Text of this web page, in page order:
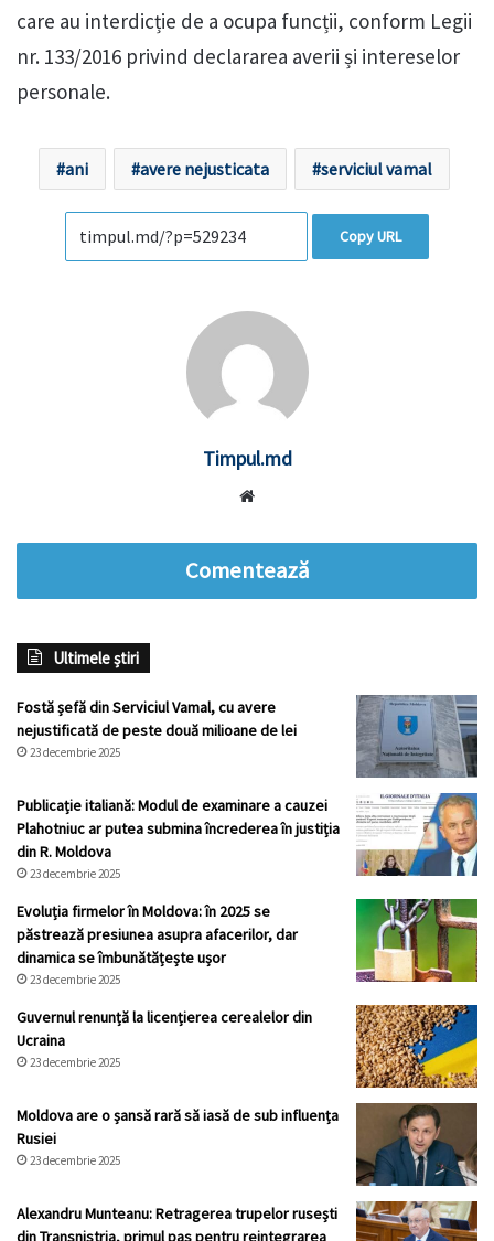
care au interdicție de a ocupa funcții, conform Legii
nr. 133/2016 privind declararea averii și intereselor
personale.
ani avere nejusticata serviciul vamal
Copy URL
Timpul.md
Comentează
Ultimele știri
Fostă șefă din Serviciul Vamal, cu avere
nejustificată de peste două milioane de lei
23 decembrie 2025
Publicație italiană: Modul de examinare a cauzei
Plahotniuc ar putea submina încrederea în justiția
din R. Moldova
23 decembrie 2025
Evoluția firmelor în Moldova: în 2025 se
păstrează presiunea asupra afacerilor, dar
dinamica se îmbunătățește ușor
23 decembrie 2025
Guvernul renunță la licențierea cerealelor din
Ucraina
23 decembrie 2025
Moldova are o șansă rară să iasă de sub influența
Rusiei
23 decembrie 2025
Alexandru Munteanu: Retragerea trupelor rusești
din Transnistria, primul pas pentru reintegrarea